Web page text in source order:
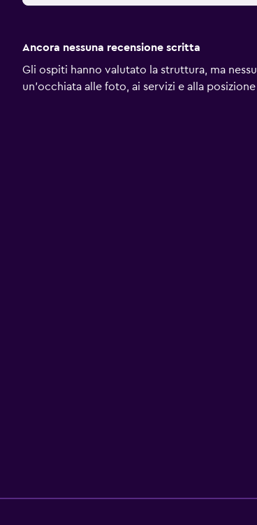
Ancora nessuna recensione scritta
Gli ospiti hanno valutato la struttura, ma
un'occhiata alle foto, ai servizi e alla